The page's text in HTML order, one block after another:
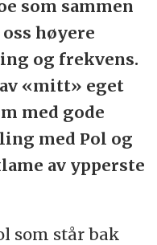
som sammen
høyere
og frekvens.
«mitt» eget
med gode
med Pol og
av ypperste
som står bak